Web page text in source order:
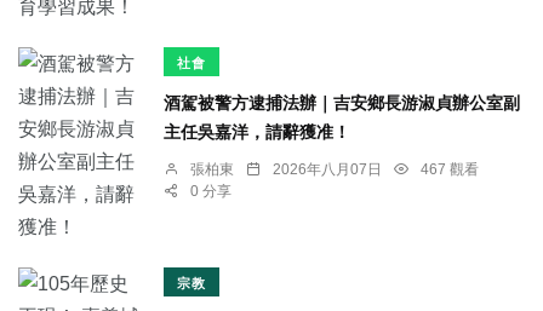
社會
酒駕被警方逮捕法辦｜吉安鄉長游淑貞辦公室副
主任吳嘉洋，請辭獲准！
張柏東 2026年八月07日
467 觀看
0 分享
宗教